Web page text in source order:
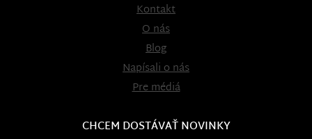
Kontakt
O nás
Blog
Napísali o nás
Pre médiá
CHCEM DOSTÁVAŤ NOVINKY